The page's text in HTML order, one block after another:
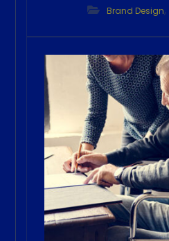
Brand Design,